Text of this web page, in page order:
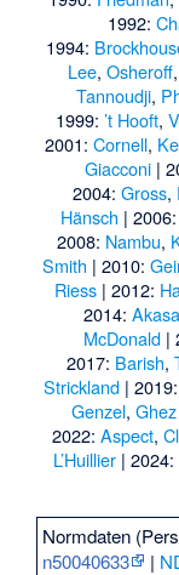
1992:
1994:
Lee, Osheroff,
Tannoudji,
1999: ’t Hooft,
2001: Cornell,
Giacconi|
2004: Gross,
Hänsch | 2006:
2008: Nambu,
Smith | 2010:
Riess| 2012:
2014:
McDonald |
2017: Barish,
Strickland| 2019:
Genzel, Ghez
2022: Aspect,
L’Huillier | 2024:
Normdaten
n50040633
|